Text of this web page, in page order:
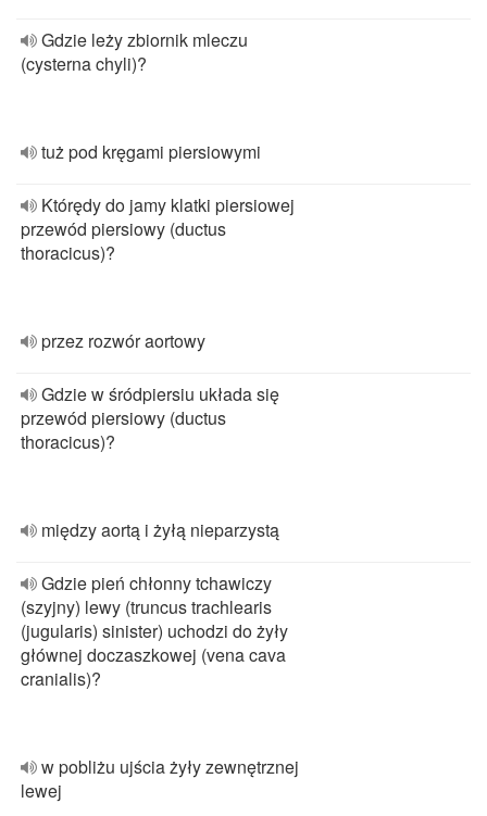
Gdzie leży zbiornik mleczu
(cysterna chyli)?
tuż pod kręgami piersiowymi
Którędy do jamy klatki piersiowej
przewód piersiowy (ductus
thoracicus)?
przez rozwór aortowy
Gdzie w śródpiersiu układa się
przewód piersiowy (ductus
thoracicus)?
między aortą i żyłą nieparzystą
Gdzie pień chłonny tchawiczy
(szyjny) lewy (truncus trachlearis
(jugularis) sinister) uchodzi do żyły
głównej doczaszkowej (vena cava
cranialis)?
w pobliżu ujścia żyły zewnętrznej
lewej